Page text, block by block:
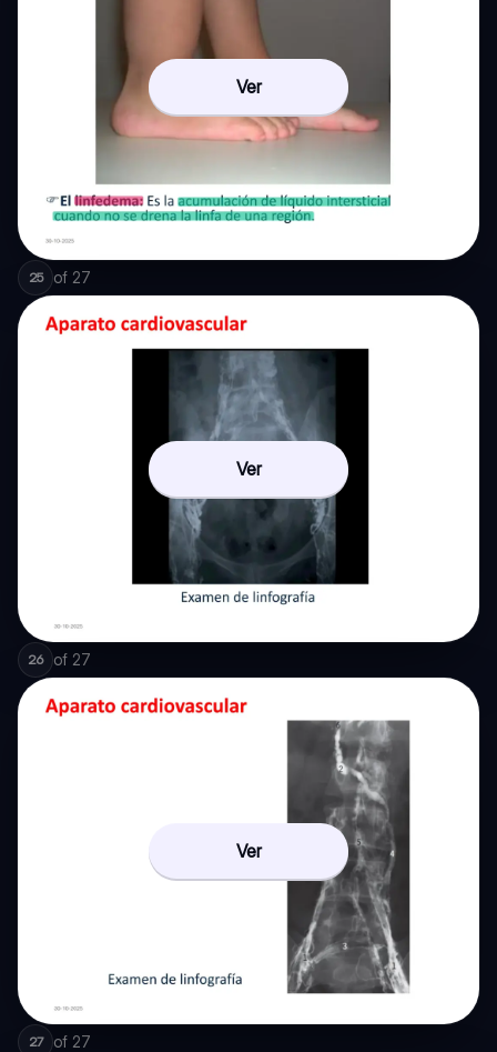
Ver
25 of 27
Ver
26 of 27
Ver
27 of 27